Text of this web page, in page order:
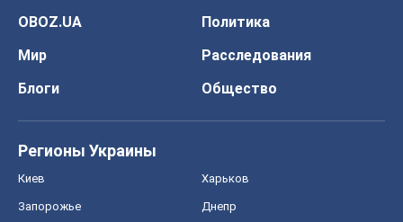
OBOZ.UA
Политика
Мир
Расследования
Блоги
Общество
Регионы Украины
Киев Харьков
Запорожье Днепр